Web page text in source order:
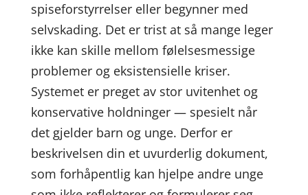
spiseforstyrrelser eller begynner med
selvskading. Det er trist at så mange leger
ikke kan skille mellom følelsesmessige
problemer og eksistensielle kriser.
Systemet er preget av stor uvitenhet og
konservative holdninger — spesielt når
det gjelder barn og unge. Derfor er
beskrivelsen din et uvurderlig dokument,
som forhåpentlig kan hjelpe andre unge